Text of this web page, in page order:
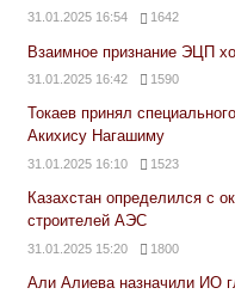
31.01.2025 16:54 1642
Взаимное признание ЭЦП
31.01.2025 16:42 1590
Токаев принял
Акихису Нагашиму
31.01.2025 16:10 1523
Казахстан определился с
строителей АЭС
31.01.2025 15:20 1800
Али Алиева назначили ИО